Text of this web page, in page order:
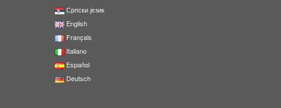
Српски језик
English
Français
Italiano
Español
Deutsch